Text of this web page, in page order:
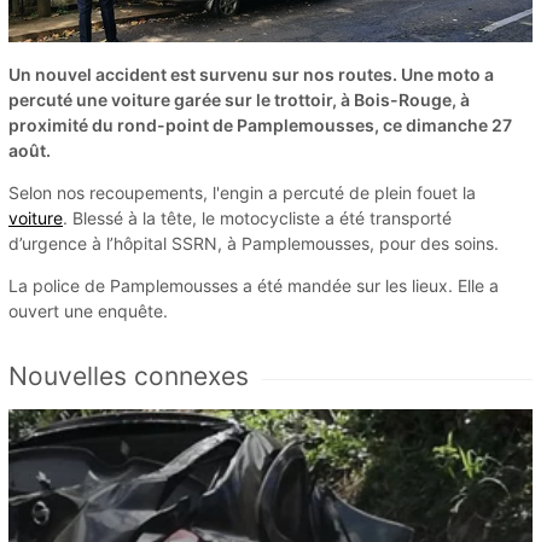
Un nouvel accident est survenu sur nos routes. Une moto a
percuté une voiture garée sur le trottoir, à Bois-Rouge, à
proximité du rond-point de Pamplemousses, ce dimanche 27
août.
Selon nos recoupements, l'engin a percuté de plein fouet la
voiture. Blessé à la tête, le motocycliste a été transporté
d’urgence à l’hôpital SSRN, à Pamplemousses, pour des soins.
La police de Pamplemousses a été mandée sur les lieux. Elle a
ouvert une enquête.
Nouvelles connexes